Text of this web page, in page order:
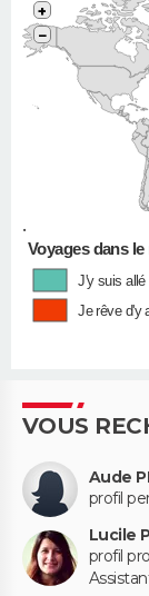
•
+
−
Voyages dans
J'y suis allé
Je rêve d'y
VOUS
Aude
profil
Lucile
profil